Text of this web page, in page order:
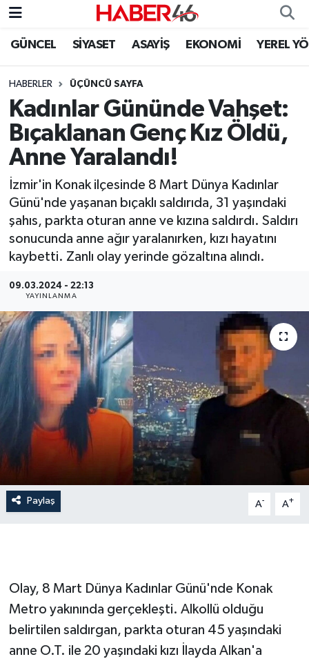
GÜNCEL SİYASET ASAYİŞ EKONOMİ YEREL
HABERLER ÜÇÜNCÜ SAYFA
Kadınlar Gününde Vahşet:
Bıçaklanan Genç Kız Öldü,
Anne Yaralandı!
İzmir'in Konak ilçesinde 8 Mart Dünya Kadınlar
Günü'nde yaşanan bıçaklı saldırıda, 31 yaşındaki
şahıs, parkta oturan anne ve kızına saldırdı. Saldırı
sonucunda anne ağır yaralanırken, kızı hayatını
kaybetti. Zanlı olay yerinde gözaltına alındı.
09.03.2024 - 22:13
YAYINLANMA
Paylaş A- A+
Olay, 8 Mart Dünya Kadınlar Günü'nde Konak
Metro yakınında gerçekleşti. Alkollü olduğu
belirtilen saldırgan, parkta oturan 45 yaşındaki
anne O.T. ile 20 yaşındaki kızı İlayda Alkan'a
GÜNCEL
SİYASET
EKONOMİ
SPOR
YAŞAM
TEKNOLOJİ
SAĞLIK
EĞİTİM
İLÇE HABERLERİ
KÜLTÜR-SANAT
KSÜ
DÜNYA
MAGAZİN
MEDYA
SEÇİM 2011
Nöbetçi Eczaneler
Hava Durumu
Kahramanmaraş Namaz Vakitleri
Trafik Durumu
Süper Lig Puan Durumu ve Fikstür
Tüm Manşetler
Son Dakika Haberleri
Haber Arşivi